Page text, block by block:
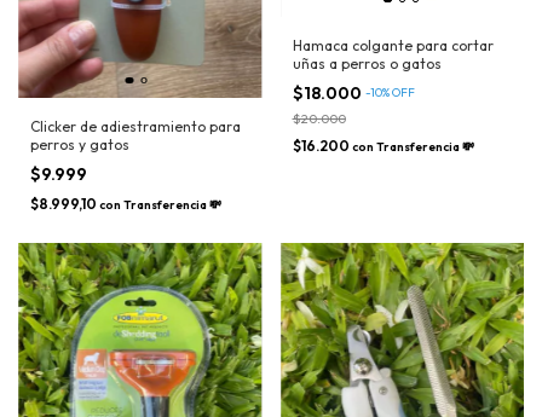
Clicker de adiestramiento para
perros y gatos
$9.999
$8.999,10 con Transferencia 💸
Hamaca colgante para cortar
uñas a perros o gatos
$18.000 -10%OFF
$20.000
$16.200 con Transferencia 💸